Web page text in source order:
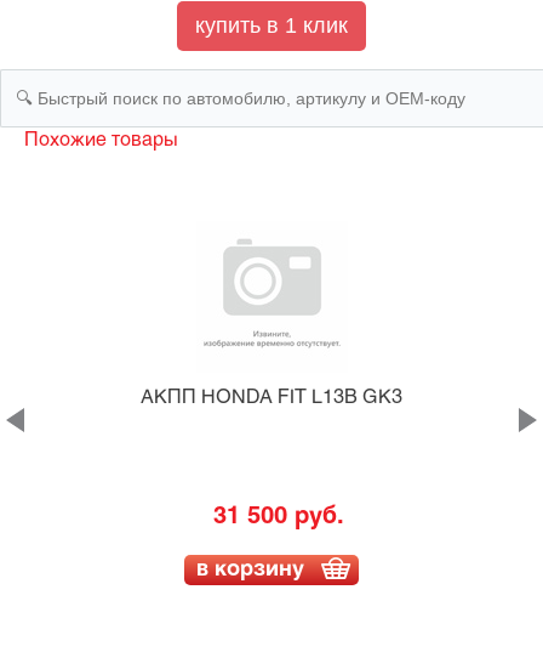
Похожие товары
АКПП HONDA FIT L13B GK3
31 500 руб.
в корзину